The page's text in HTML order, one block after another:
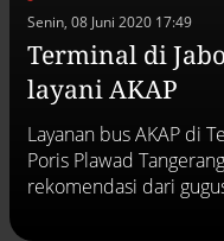
Senin, 08 Juni 2020 17:49
Terminal di
layani AKAP
Layanan bus AKAP di
Poris Plawad
rekomendasi dari
Efek
Buku